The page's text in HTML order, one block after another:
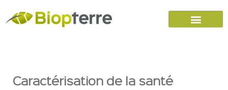
Caractérisation de la santé